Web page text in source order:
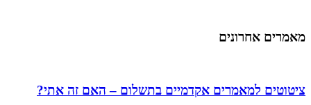
מאמרים אחרונים
ציטוטים למאמרים אקדמיים בתשלום – האם זה אתי?